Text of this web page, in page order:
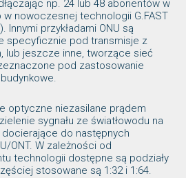
np. 24 lub 48 abonentów w
w nowoczesnej technologii G.FAST
Innymi przykładami ONU są
specyficznie pod transmisje z
lub jeszcze inne, tworzące sieć
pod zastosowanie
optyczne niezasilane prądem
sygnału ze światłowodu na
docierające do następnych
ONT. W zależności od
technologii dostępne są podziały
stosowane są 1:32 i 1:64.